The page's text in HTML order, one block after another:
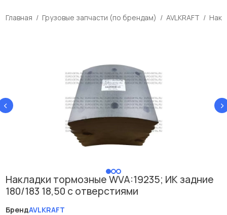
Главная Грузовые запчасти (по брендам) AVLKRAFT
‹ ›
Накладки тормозные WVA:19235; ИК задние
180/183 18,50 с отверстиями
БрендAVLKRAFT